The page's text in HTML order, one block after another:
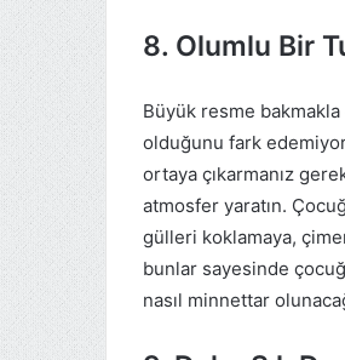
8. Olumlu Bir
Büyük resme
olduğunu fark
ortaya çıkarmanız
atmosfer yaratın.
gülleri koklamaya,
bunlar sayesinde
nasıl minnettar